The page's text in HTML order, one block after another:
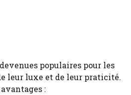
populaires pour les
leur luxe et de leur praticité.
: